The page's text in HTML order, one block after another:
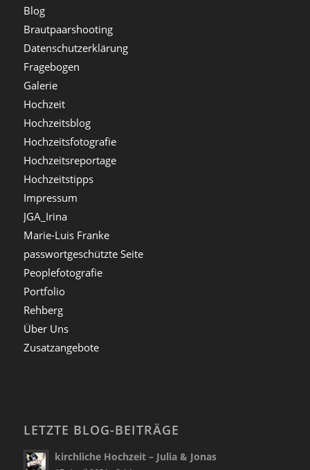
Blog
Brautpaarshooting
Datenschutzerklärung
Fragebogen
Galerie
Hochzeit
Hochzeitsblog
Hochzeitsfotografie
Hochzeitsreportage
Hochzeitstipps
Impressum
JGA_Irina
Marie-Luis Franke
passwortgeschützte Seite
Peoplefotografie
Portfolio
Rehberg
Über Uns
Zusatzangebote
LETZTE BLOG-BEITRÄGE
kirchliche Hochzeit – Julia & Jonas